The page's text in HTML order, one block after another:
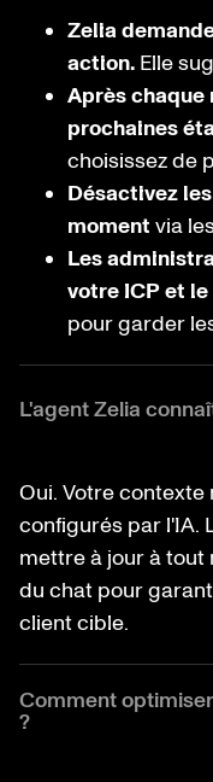
Zelia
action. Elle
Après chaque
prochaines
choisissez de
Désactivez
moment via
Les
votre ICP et
pour garder
L'agent Zelia
Oui. Votre
configurés par l'IA.
mettre à jour à
du chat pour
client cible.
Comment
?